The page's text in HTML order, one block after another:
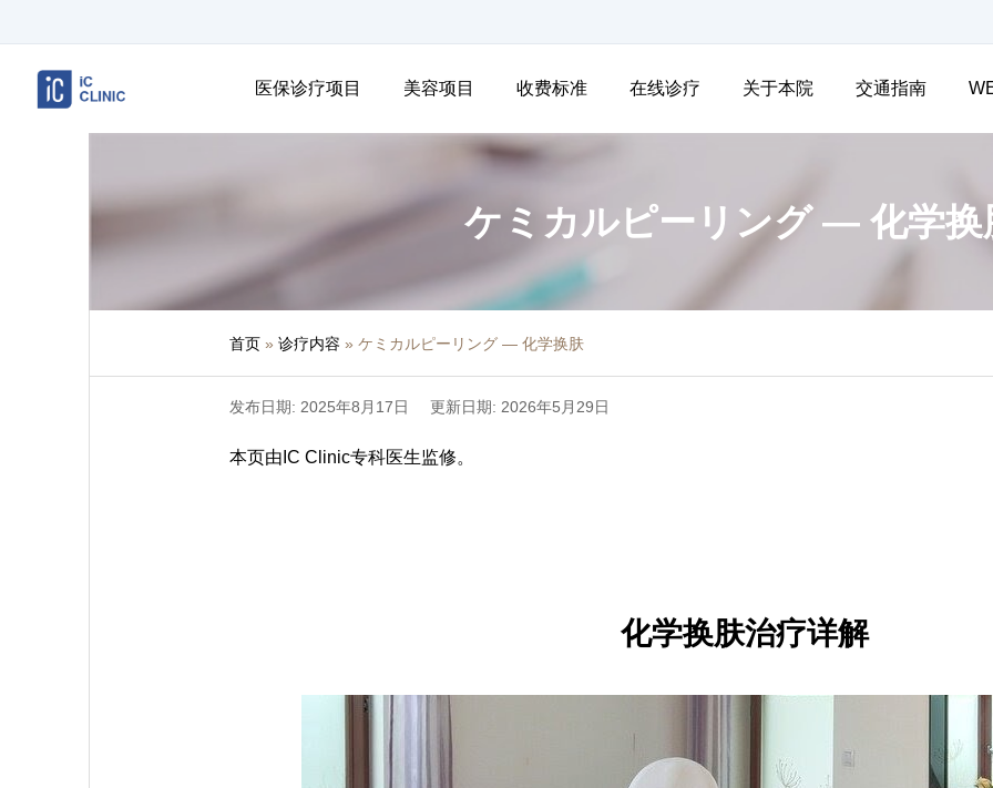
医保诊疗项目 美容项目 收费标准 在线诊疗 关于本院 交通指南
ケミカルピーリング — 化学换
首页 » 诊疗内容 » ケミカルピーリング — 化学换肤
发布日期: 2025年8月17日 更新日期: 2026年5月29日
本页由IC Clinic专科医生监修。
化学换肤治疗详解